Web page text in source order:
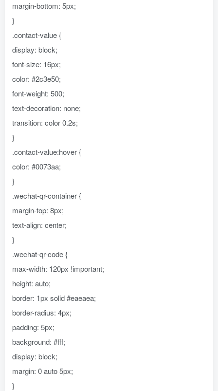
margin-bottom: 5px;
}
.contact-value {
display: block;
font-size: 16px;
color: #2c3e50;
font-weight: 500;
text-decoration: none;
transition: color 0.2s;
}
.contact-value:hover {
color: #0073aa;
}
.wechat-qr-container {
margin-top: 8px;
text-align: center;
}
.wechat-qr-code {
max-width: 120px !important;
height: auto;
border: 1px solid #eaeaea;
border-radius: 4px;
padding: 5px;
background: #fff;
display: block;
margin: 0 auto 5px;
}